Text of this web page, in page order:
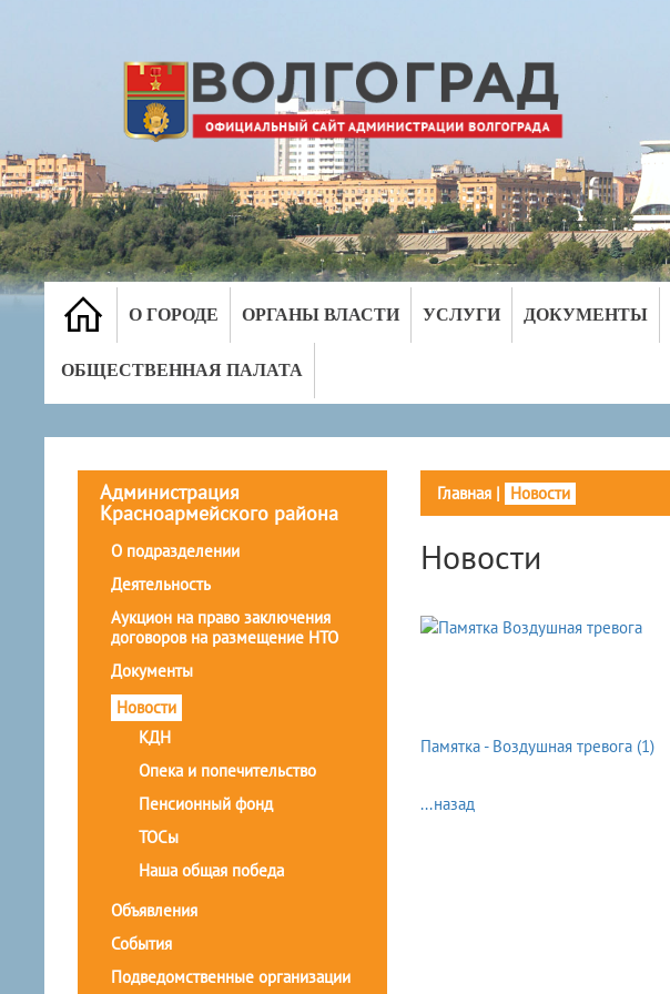
О ГОРОДЕ ОРГАНЫ ВЛАСТИ УСЛУГИ ДОКУМЕНТЫ
ОБЩЕСТВЕННАЯ ПАЛАТА
Администрация
Красноармейского района
О подразделении
Деятельность
Аукцион на право заключения
договоров на размещение НТО
Документы
Новости
КДН
Опека и попечительство
Пенсионный фонд
ТОСы
Наша общая победа
Объявления
События
Подведомственные организации
Главная| Новости
Новости
Памятка - Воздушная тревога (1)
...назад